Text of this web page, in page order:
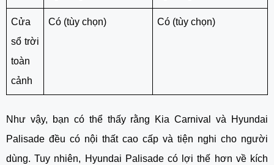
Cửa
sổ trời
toàn
cảnh
Có (tùy chọn) Có (tùy chọn)
Như vậy, bạn có thể thấy rằng Kia Carnival và Hyundai
Palisade đều có nội thất cao cấp và tiện nghi cho người
dùng. Tuy nhiên, Hyundai Palisade có lợi thế hơn về kích